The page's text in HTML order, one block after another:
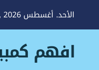
الأحد. أغسطس 9th, 2026
افهم